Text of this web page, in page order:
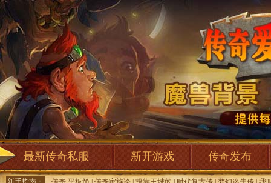
最新传奇私服 新开游戏 传奇发布